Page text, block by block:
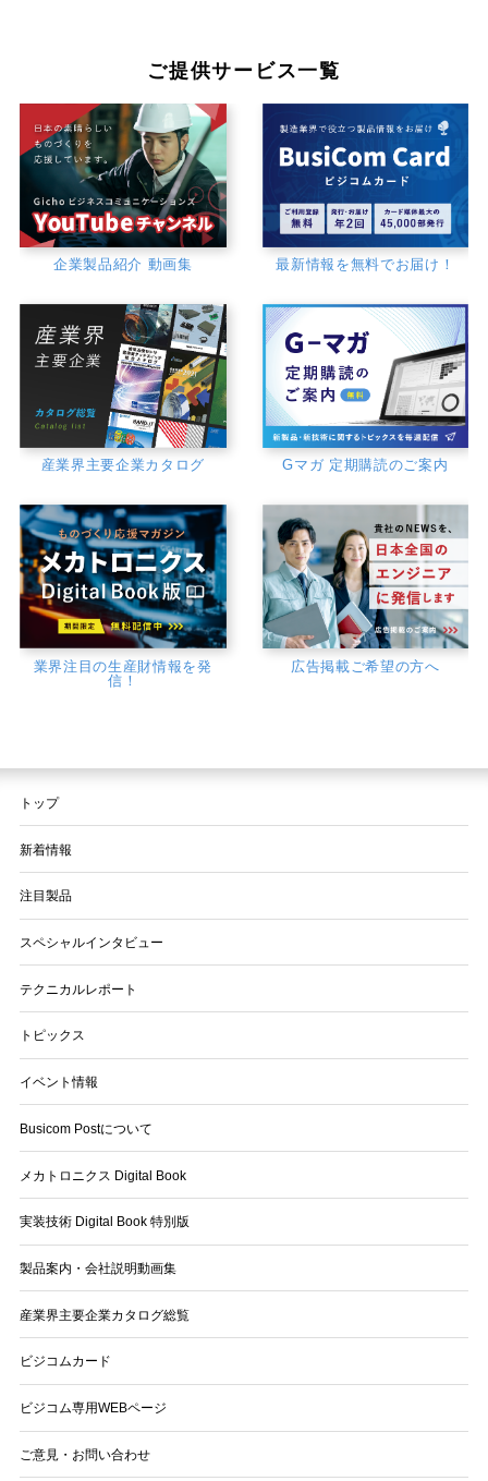
ご提供サービス一覧
企業製品紹介 動画集 最新情報を無料でお届け！
産業界主要企業カタログ Gマガ 定期購読のご案内
業界注目の生産財情報を発
信！
広告掲載ご希望の方へ
トップ
新着情報
注目製品
スペシャルインタビュー
テクニカルレポート
トピックス
イベント情報
Busicom Postについて
メカトロニクス Digital Book
実装技術 Digital Book 特別版
製品案内・会社説明動画集
産業界主要企業カタログ総覧
ビジコムカード
ビジコム専用WEBページ
ご意見・お問い合わせ